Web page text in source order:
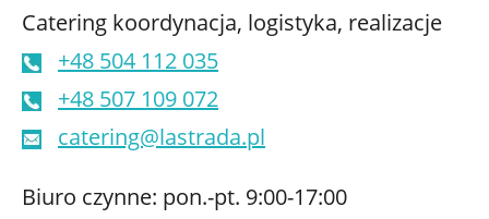
Catering koordynacja, logistyka, realizacje
+48 504 112 035
+48 507 109 072
catering@lastrada.pl
Biuro czynne: pon.-pt. 9:00-17:00